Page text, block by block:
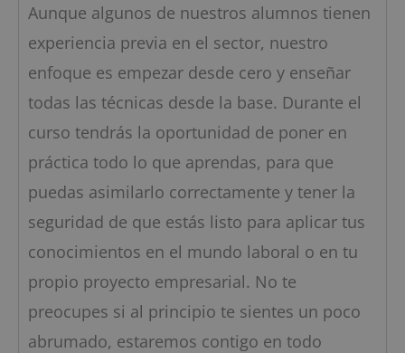
Aunque algunos de nuestros alumnos tienen
experiencia previa en el sector, nuestro
enfoque es empezar desde cero y enseñar
todas las técnicas desde la base. Durante el
curso tendrás la oportunidad de poner en
práctica todo lo que aprendas, para que
puedas asimilarlo correctamente y tener la
seguridad de que estás listo para aplicar tus
conocimientos en el mundo laboral o en tu
propio proyecto empresarial. No te
preocupes si al principio te sientes un poco
abrumado, estaremos contigo en todo